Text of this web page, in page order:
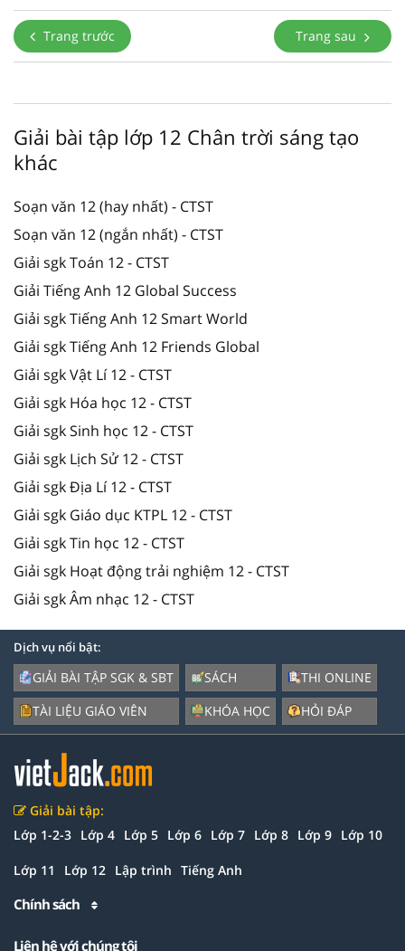
Trang trước Trang sau
Giải bài tập lớp 12 Chân trời sáng tạo
khác
Soạn văn 12 (hay nhất) - CTST
Soạn văn 12 (ngắn nhất) - CTST
Giải sgk Toán 12 - CTST
Giải Tiếng Anh 12 Global Success
Giải sgk Tiếng Anh 12 Smart World
Giải sgk Tiếng Anh 12 Friends Global
Giải sgk Vật Lí 12 - CTST
Giải sgk Hóa học 12 - CTST
Giải sgk Sinh học 12 - CTST
Giải sgk Lịch Sử 12 - CTST
Giải sgk Địa Lí 12 - CTST
Giải sgk Giáo dục KTPL 12 - CTST
Giải sgk Tin học 12 - CTST
Giải sgk Hoạt động trải nghiệm 12 - CTST
Giải sgk Âm nhạc 12 - CTST
Dịch vụ nổi bật:
GIẢI BÀI TẬP SGK & SBT
TÀI LIỆU GIÁO VIÊN
SÁCH
KHÓA HỌC
THI ONLINE
HỎI ĐÁP
Giải bài tập:
Lớp 1-2-3 Lớp 4 Lớp 5 Lớp 6 Lớp 7 Lớp 8 Lớp 9 Lớp 10
Lớp 11 Lớp 12 Lập trình Tiếng Anh
Chính sách
Liên hệ với chúng tôi